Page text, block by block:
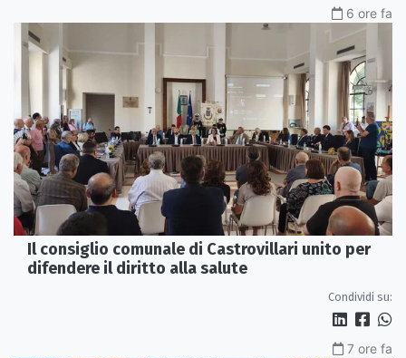
6 ore fa
Il consiglio comunale di Castrovillari unito per
difendere il diritto alla salute
Condividi su:
7 ore fa